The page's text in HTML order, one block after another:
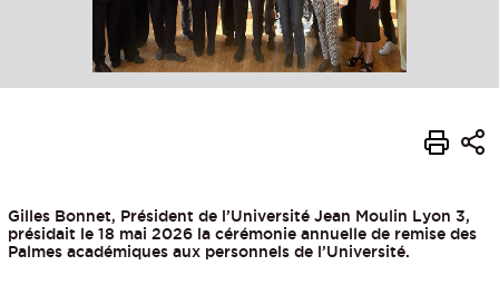
Gilles Bonnet, Président de l’Université Jean Moulin Lyon 3,
présidait le 18 mai 2026 la cérémonie annuelle de remise des
Palmes académiques aux personnels de l’Université.